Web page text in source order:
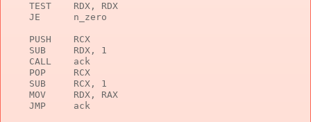
    TEST    RDX, RDX
    JE      n_zero
    PUSH    RCX
    SUB     RDX, 1
    CALL    ack
    POP     RCX
    SUB     RCX, 1
    MOV     RDX, RAX
    JMP     ack